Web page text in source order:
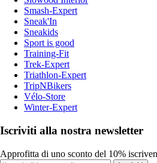
Smash-Expert
Sneak'In
Sneakids
Sport is good
Training-Fit
Trek-Expert
Triathlon-Expert
TripNBikers
Vélo-Store
Winter-Expert
Iscriviti alla nostra newsletter
Approfitta di uno sconto del 10%